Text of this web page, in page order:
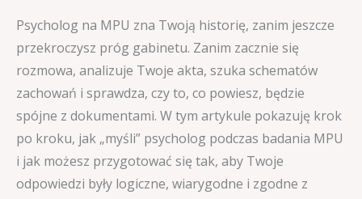
Psycholog na MPU zna Twoją historię, zanim jeszcze
przekroczysz próg gabinetu. Zanim zacznie się
rozmowa, analizuje Twoje akta, szuka schematów
zachowań i sprawdza, czy to, co powiesz, będzie
spójne z dokumentami. W tym artykule pokazuję krok
po kroku, jak „myśli” psycholog podczas badania MPU
i jak możesz przygotować się tak, aby Twoje
odpowiedzi były logiczne, wiarygodne i zgodne z